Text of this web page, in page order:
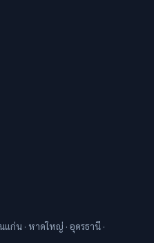
แก่น · หาดใหญ่ · อุดรธานี ·